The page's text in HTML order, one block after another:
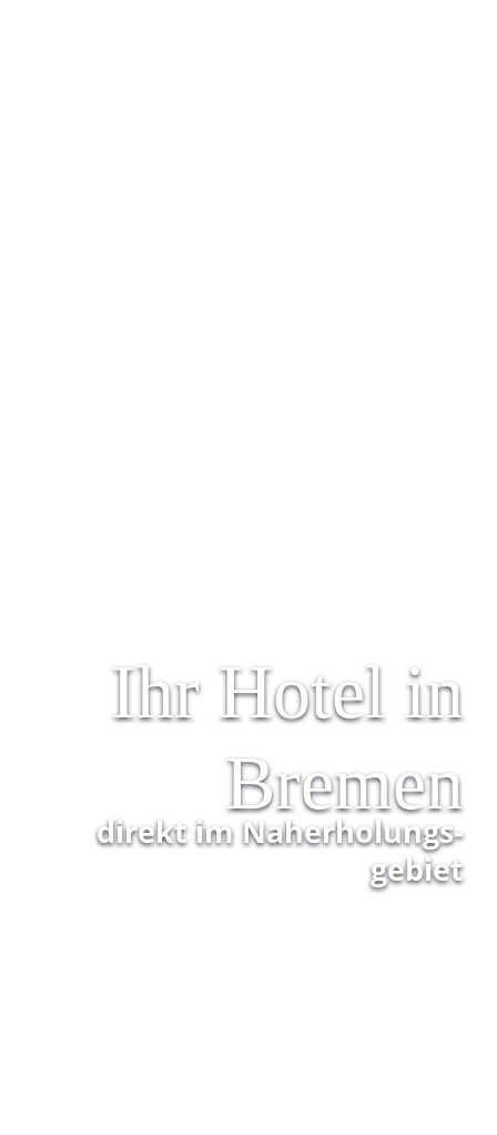
Ihr Hotel in
Bremen
direkt im Nah­erholungs­
gebiet